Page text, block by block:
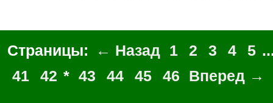
Страницы: ← Назад 1 2 3 4 5
41
42 * 43 44 45 46 Вперед →